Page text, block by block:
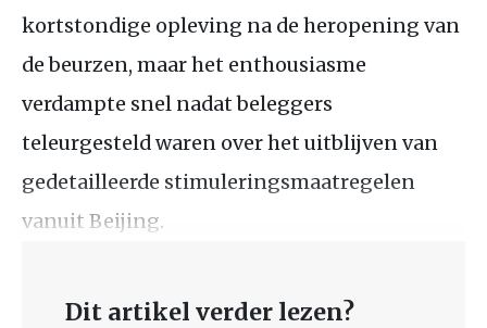
kortstondige opleving na de heropening van
de beurzen, maar het enthousiasme
verdampte snel nadat beleggers
teleurgesteld waren over het uitblijven van
gedetailleerde stimuleringsmaatregelen
vanuit Beijing.
Dit artikel verder lezen?